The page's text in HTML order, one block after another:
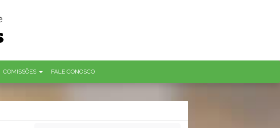
COMISSÕES FALE CONOSCO